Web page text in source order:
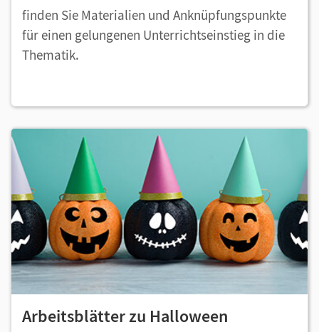
finden Sie Materialien und Anknüpfungspunkte
für einen gelungenen Unterrichtseinstieg in die
Thematik.
Arbeitsblätter zu Halloween